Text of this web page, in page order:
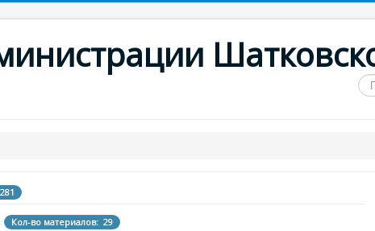
Кол-во материалов: 29